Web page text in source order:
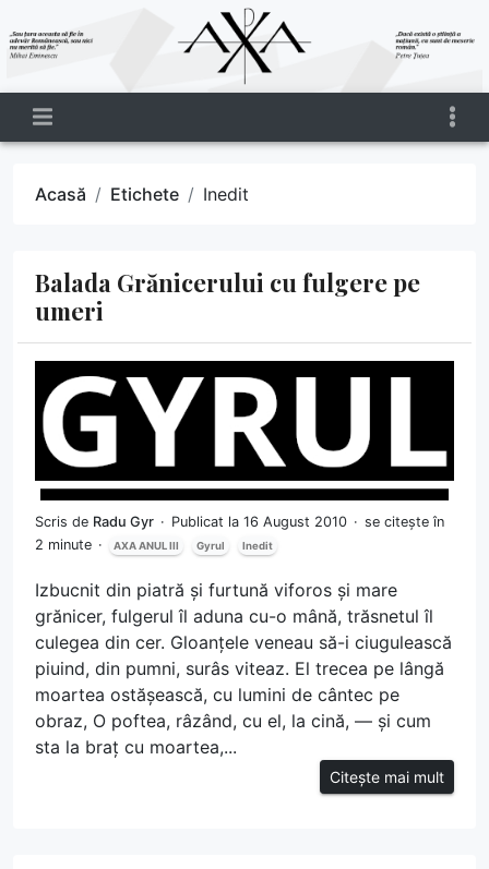
Acasă Etichete Inedit
Balada Grănicerului cu fulgere pe
umeri
Scris de Radu Gyr Publicat la 16 August 2010
se citește în
2 minute
AXA ANUL III Gyrul Inedit
Izbucnit din piatră și furtună viforos și mare
grănicer, fulgerul îl aduna cu-o mână, trăsnetul îl
culegea din cer. Gloanțele veneau să-i ciugulească
piuind, din pumni, surâs viteaz. El trecea pe lângă
moartea ostășească, cu lumini de cântec pe
obraz, O poftea, râzând, cu el, la cină, — și cum
sta la braț cu moartea,...
Citește mai mult